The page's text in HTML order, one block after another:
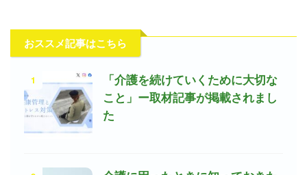
おススメ記事はこちら
1
「介護を続けていくために大切な
こと」ー取材記事が掲載されまし
た